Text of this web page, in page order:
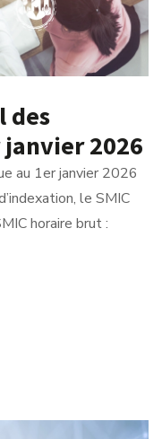
des
2026
au 1er janvier 2026
le SMIC
horaire brut :